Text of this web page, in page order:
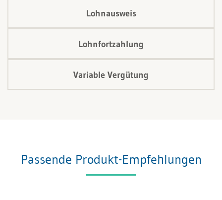
Lohnausweis
Lohnfortzahlung
Variable Vergütung
Passende Produkt-Empfehlungen